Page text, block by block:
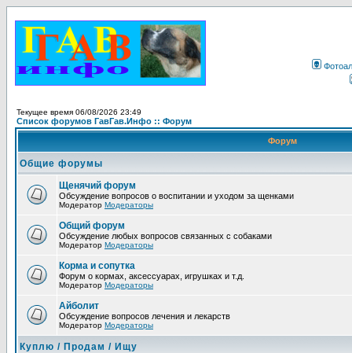
Текущее время 06/08/2026 23:49
Список форумов ГавГав.Инфо :: Форум
Форум
Общие форумы
Щенячий форум
Обсуждение вопросов о воспитании и уходом за щенками
Модератор Модераторы
Общий форум
Обсуждение любых вопросов связанных с собаками
Модератор Модераторы
Корма и сопутка
Форум о кормах, аксессуарах, игрушках и т.д.
Модератор Модераторы
Айболит
Обсуждение вопросов лечения и лекарств
Модератор Модераторы
Куплю / Продам / Ищу